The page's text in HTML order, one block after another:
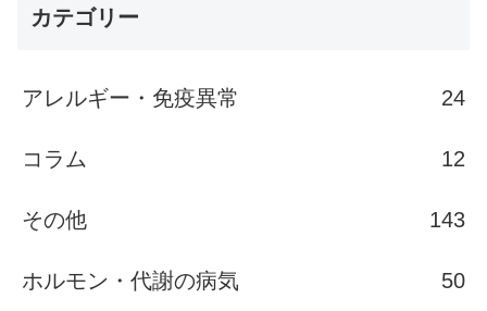
カテゴリー
アレルギー・免疫異常 24
コラム 12
その他 143
ホルモン・代謝の病気 50